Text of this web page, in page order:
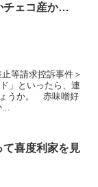
チェコ産か…
等請求控訴事件＞
」といったら、連
ょうか。 赤味噌好
...
喜度利家を見